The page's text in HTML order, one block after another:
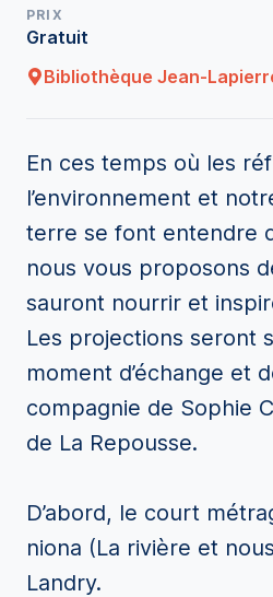
PRIX
Gratuit
Bibliothèque Jean-
En ces temps où les
l’environnement et
terre se font entendre
nous vous proposons
sauront nourrir et
Les projections seront
moment d’échange et
compagnie de Sophie
de La Repousse.
D’abord, le court
niona (La rivière et
Landry.